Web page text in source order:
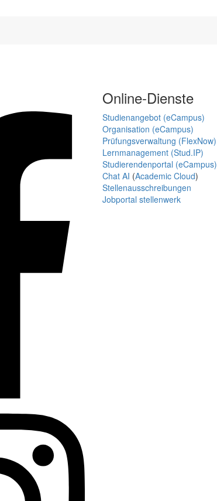
Online-Dienste
Studienangebot (eCampus)
Organisation (eCampus)
Prüfungsverwaltung (FlexNow)
Lernmanagement (Stud.IP)
Studierendenportal (eCampus)
Chat AI (Academic Cloud)
Stellenausschreibungen
Jobportal stellenwerk